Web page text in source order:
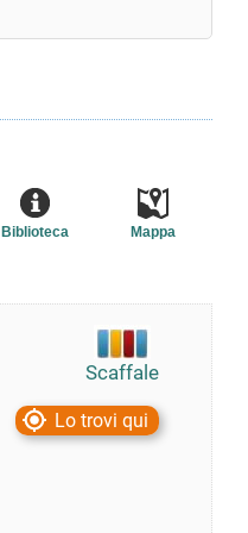
Mappa
Biblioteca
Scaffale
Lo trovi qui